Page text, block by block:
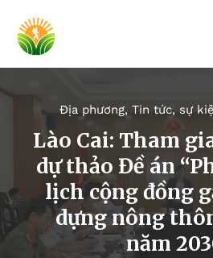
Địa phương, Tin tức, sự
Lào Cai: Tham
dự thảo Đề án
lịch cộng đồng
dựng nông
năm